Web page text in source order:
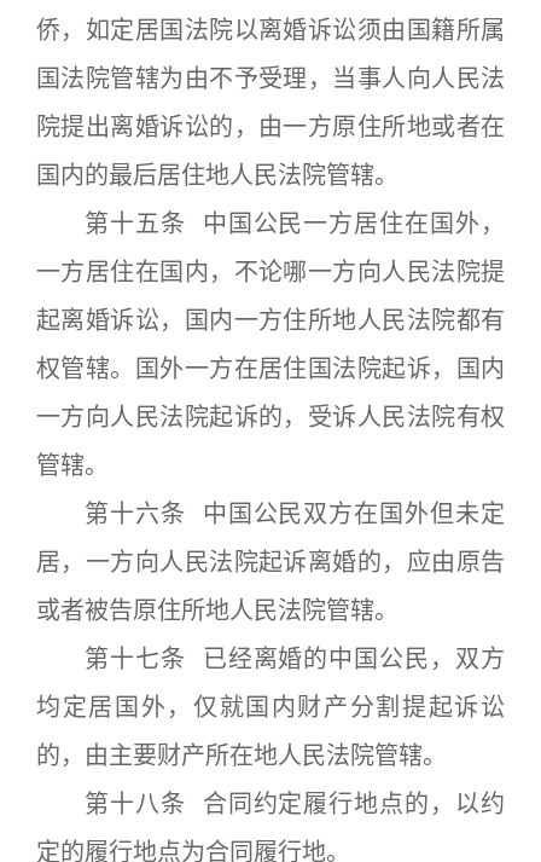
侨，如定居国法院以离婚诉讼须由国籍所属
国法院管辖为由不予受理，当事人向人民法
院提出离婚诉讼的，由一方原住所地或者在
国内的最后居住地人民法院管辖。
第十五条 中国公民一方居住在国外，
一方居住在国内，不论哪一方向人民法院提
起离婚诉讼，国内一方住所地人民法院都有
权管辖。国外一方在居住国法院起诉，国内
一方向人民法院起诉的，受诉人民法院有权
管辖。
第十六条 中国公民双方在国外但未定
居，一方向人民法院起诉离婚的，应由原告
或者被告原住所地人民法院管辖。
第十七条 已经离婚的中国公民，双方
均定居国外，仅就国内财产分割提起诉讼
的，由主要财产所在地人民法院管辖。
第十八条 合同约定履行地点的，以约
定的履行地点为合同履行地。